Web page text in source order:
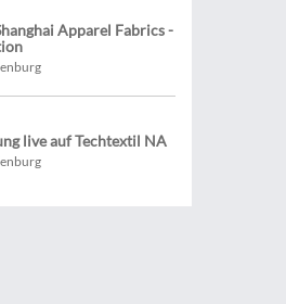
Apparel Fabrics -
live auf Techtextil NA